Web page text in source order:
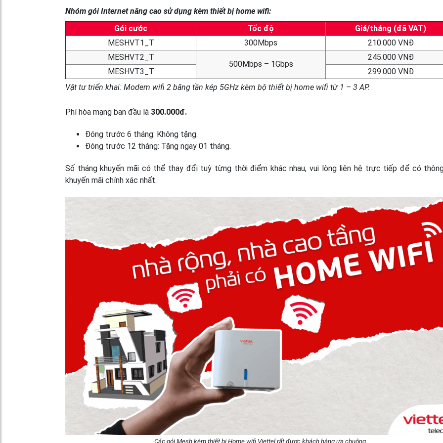
Nhóm gói Internet nâng cao sử dụng kèm thiết bị home wifi:
Gói cước
Tốc độ
Giá/tháng (đã VAT)
MESHVT1_T
300Mbps
210.000 VNĐ
MESHVT2_T
500Mbps – 1Gbps
245.000 VNĐ
MESHVT3_T
299.000 VNĐ
Vật tư triển khai: Modem wifi 2 băng tần kép 5GHz kèm bộ thiết bị home wifi từ 1 – 3 AP.
Phí hòa mạng ban đầu là 300.000đ.
Đóng trước 6 tháng: Không tặng.
Đóng trước 12 tháng: Tặng ngay 01 tháng.
Số tháng khuyến mãi có thể thay đổi tuỳ từng thời điểm khác nhau, vui lòng liên hệ trực tiếp để có
khuyến mãi chính xác nhất.
Các gói Mesh kèm thiết bị Home wifi Viettel rất được khách hàng ưa chuộng.